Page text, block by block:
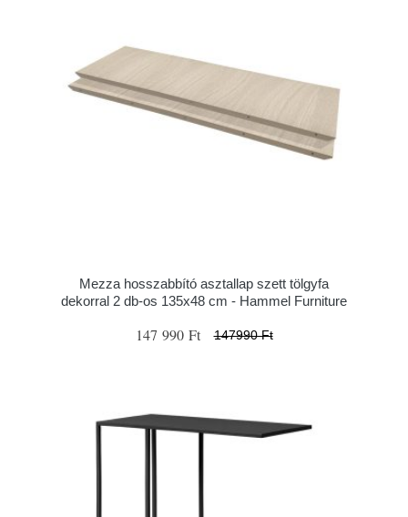
Mezza hosszabbító asztallap szett tölgyfa
dekorral 2 db-os 135x48 cm - Hammel Furniture
147 990 Ft 147990 Ft